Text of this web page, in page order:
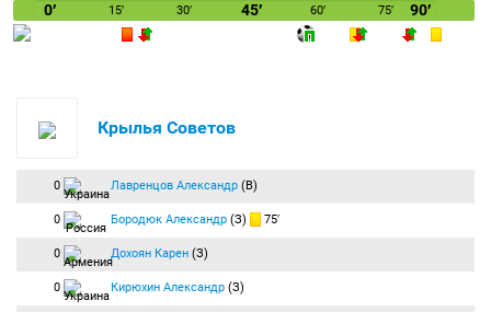
0′ 15′ 30′ 45′ 60′ 75′ 90′
Крылья Советов
0 Лавренцов Александр (В)
0 Бородюк Александр (З) 75′
0 Дохоян Карен (З)
0 Кирюхин Александр (З)